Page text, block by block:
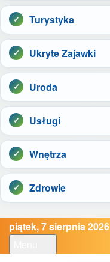
Turystyka
Ukryte Zajawki
Uroda
Usługi
Wnętrza
Zdrowie
piątek, 7 sierpnia 2026